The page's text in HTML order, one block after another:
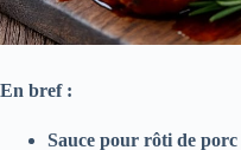
En bref :
Sauce pour rôti de porc